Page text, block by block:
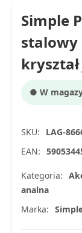
Simple
stalowy
● W
SKU:
LAG-
EAN:
Kategoria:
analna
Marka: